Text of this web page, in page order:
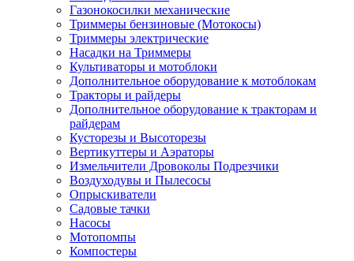
Газонокосилки механические
Триммеры бензиновые (Мотокосы)
Триммеры электрические
Насадки на Триммеры
Культиваторы и мотоблоки
Дополнительное оборудование к мотоблокам
Тракторы и райдеры
Дополнительное оборудование к тракторам и
райдерам
Кусторезы и Высоторезы
Вертикуттеры и Аэраторы
Измельчители Дровоколы Подрезчики
Воздуходувы и Пылесосы
Опрыскиватели
Садовые тачки
Насосы
Мотопомпы
Компостеры